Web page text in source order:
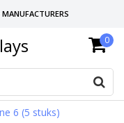
NETHERLANDS 0
6 (5 stuks)